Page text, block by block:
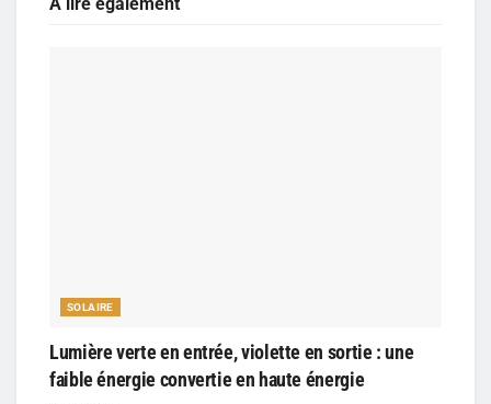
SOLAIRE
Lumière verte en entrée, violette en sortie : une
faible énergie convertie en haute énergie